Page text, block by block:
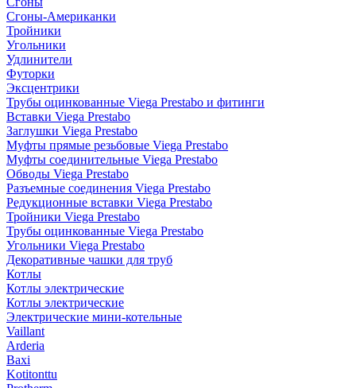
Сгоны-Американки
Тройники
Угольники
Удлинители
Футорки
Эксцентрики
Трубы оцинкованные Viega Prestabo и фитинги
Вставки Viega Prestabo
Заглушки Viega Prestabo
Муфты прямые резьбовые Viega Prestabo
Муфты соединительные Viega Prestabo
Обводы Viega Prestabo
Разъемные соединения Viega Prestabo
Редукционные вставки Viega Prestabo
Тройники Viega Prestabo
Трубы оцинкованные Viega Prestabo
Угольники Viega Prestabo
Декоративные чашки для труб
Котлы
Котлы электрические
Котлы электрические
Электрические мини-котельные
Vaillant
Arderia
Baxi
Kotitonttu